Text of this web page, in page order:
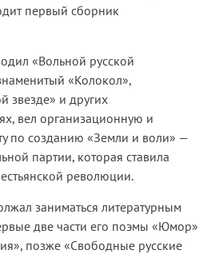
первый сборник
«Вольной русской
«Колокол»,
звезде» и других
вел организационную и
по созданию «Земли и воли» —
партии, которая ставила
революции.
заниматься литературным
две части его поэмы «Юмор»
позже «Свободные русские